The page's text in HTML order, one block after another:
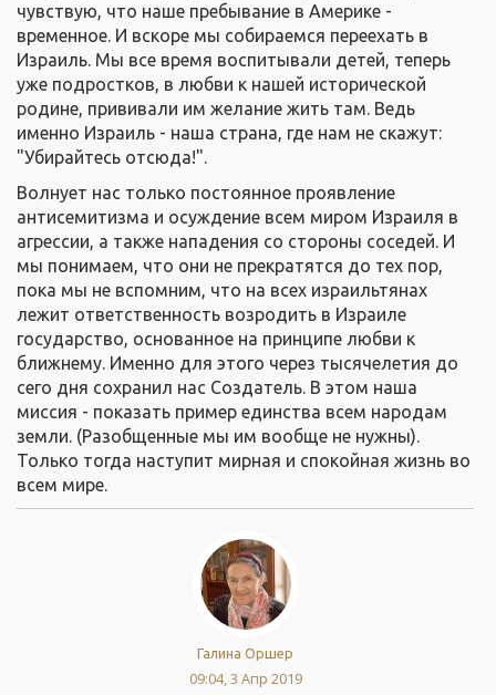
чувствую, что наше пребывание в Америке -
временное. И вскоре мы собираемся переехать в
Израиль. Мы все время воспитывали детей, теперь
уже подростков, в любви к нашей исторической
родине, прививали им желание жить там. Ведь
именно Израиль - наша страна, где нам не скажут:
"Убирайтесь отсюда!".
Волнует нас только постоянное проявление
антисемитизма и осуждение всем миром Израиля в
агрессии, а также нападения со стороны соседей. И
мы понимаем, что они не прекратятся до тех пор,
пока мы не вспомним, что на всех израильтянах
лежит ответственность возродить в Израиле
государство, основанное на принципе любви к
ближнему. Именно для этого через тысячелетия до
сего дня сохранил нас Создатель. В этом наша
миссия - показать пример единства всем народам
земли. (Разобщенные мы им вообще не нужны).
Только тогда наступит мирная и спокойная жизнь во
всем мире.
Галина Оршер
09:04, 3 Апр 2019